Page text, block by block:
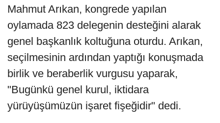
Mahmut Arıkan, kongrede yapılan
oylamada 823 delegenin desteğini alarak
genel başkanlık koltuğuna oturdu. Arıkan,
seçilmesinin ardından yaptığı konuşmada
birlik ve beraberlik vurgusu yaparak,
"Bugünkü genel kurul, iktidara
yürüyüşümüzün işaret fişeğidir" dedi.